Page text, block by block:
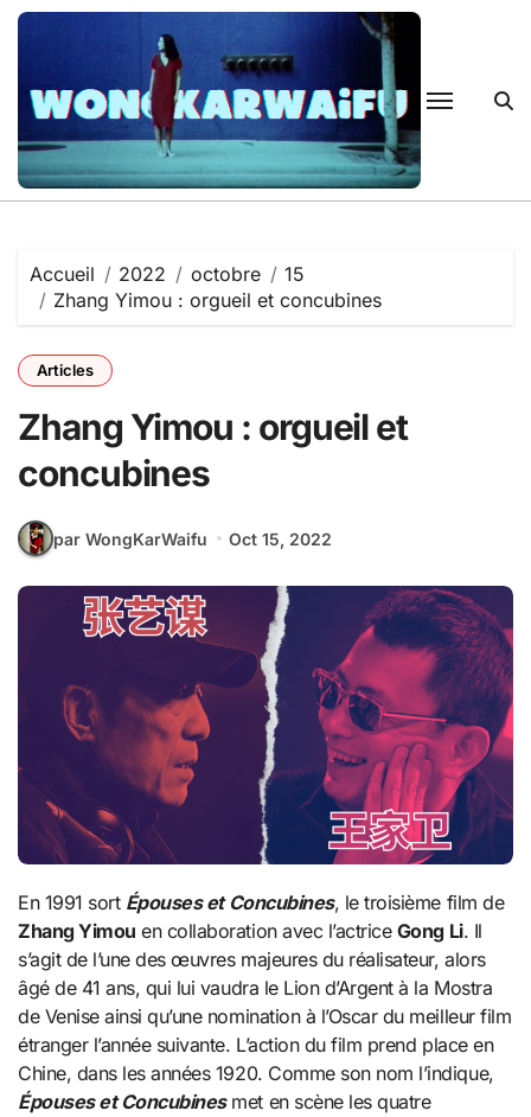
Passer
Accueil 2022 octobre
15
Zhang Yimou : orgueil et concubines
Articles
Zhang Yimou : orgueil et
concubines
par WongKarWaifu Oct 15, 2022
En 1991 sort Épouses et Concubines, le troisième film de
Zhang Yimou en collaboration avec l’actrice Gong Li. Il
s’agit de l’une des œuvres majeures du réalisateur, alors
âgé de 41 ans, qui lui vaudra le Lion d’Argent à la Mostra
de Venise ainsi qu’une nomination à l’Oscar du meilleur film
étranger l’année suivante. L’action du film prend place en
Chine, dans les années 1920. Comme son nom l’indique,
Épouses et Concubinesmet en scène les quatre